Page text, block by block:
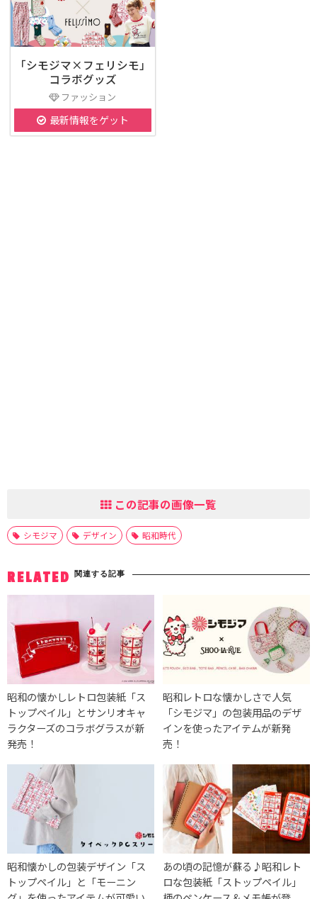
「シモジマ×フェリシモ」
コラボグッズ
ファッション
最新情報をゲット
この記事の画像一覧
シモジマ デザイン 昭和時代
RELATED 関連する記事
昭和の懐かしレトロ包装紙「ス
トップペイル」とサンリオキャ
ラクターズのコラボグラスが新
発売！
昭和レトロな懐かしさで人気
「シモジマ」の包装用品のデザ
インを使ったアイテムが新発
売！
昭和懐かしの包装デザイン「ス
トップペイル」と「モーニン
あの頃の記憶が蘇る♪昭和レト
ロな包装紙「ストップペイル」